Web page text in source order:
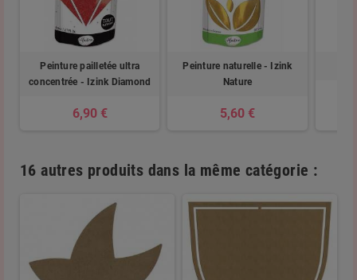
Peinture pailletée ultra
concentrée - Izink Diamond
6,90 €
Peinture naturelle - Izink
Nature
5,60 €
16 autres produits dans la même catégorie :